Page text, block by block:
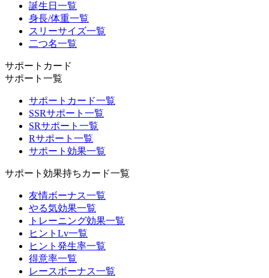
誕生日一覧
身長/体重一覧
スリーサイズ一覧
二つ名一覧
サポートカード
サポート一覧
サポートカード一覧
SSRサポート一覧
SRサポート一覧
Rサポート一覧
サポート効果一覧
サポート効果持ちカード一覧
友情ボーナス一覧
やる気効果一覧
トレーニング効果一覧
ヒントLv一覧
ヒント発生率一覧
得意率一覧
レースボーナス一覧